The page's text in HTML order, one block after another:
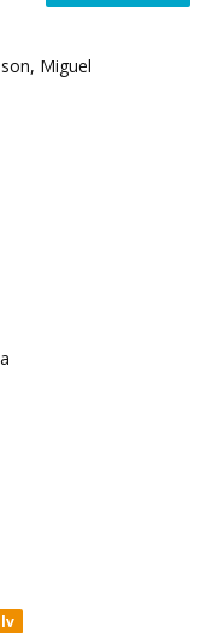
Miguel